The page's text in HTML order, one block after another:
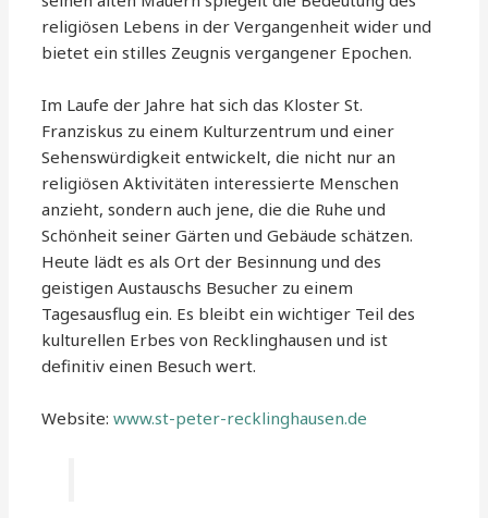
religiösen Lebens in der Vergangenheit wider und
bietet ein stilles Zeugnis vergangener Epochen.
Im Laufe der Jahre hat sich das Kloster St.
Franziskus zu einem Kulturzentrum und einer
Sehenswürdigkeit entwickelt, die nicht nur an
religiösen Aktivitäten interessierte Menschen
anzieht, sondern auch jene, die die Ruhe und
Schönheit seiner Gärten und Gebäude schätzen.
Heute lädt es als Ort der Besinnung und des
geistigen Austauschs Besucher zu einem
Tagesausflug ein. Es bleibt ein wichtiger Teil des
kulturellen Erbes von Recklinghausen und ist
definitiv einen Besuch wert.
Website:www.st-peter-recklinghausen.de